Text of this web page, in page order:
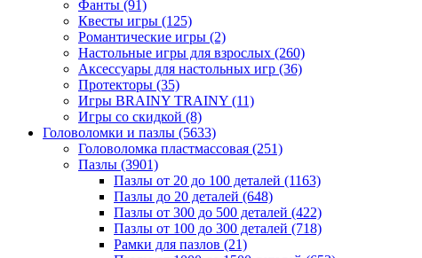
Фанты (91)
Квесты игры (125)
Романтические игры (2)
Настольные игры для взрослых (260)
Аксессуары для настольных игр (36)
Протекторы (35)
Игры BRAINY TRAINY (11)
Игры со скидкой (8)
Головоломки и пазлы (5633)
Головоломка пластмассовая (251)
Пазлы (3901)
Пазлы от 20 до 100 деталей (1163)
Пазлы до 20 деталей (648)
Пазлы от 300 до 500 деталей (422)
Пазлы от 100 до 300 деталей (718)
Рамки для пазлов (21)